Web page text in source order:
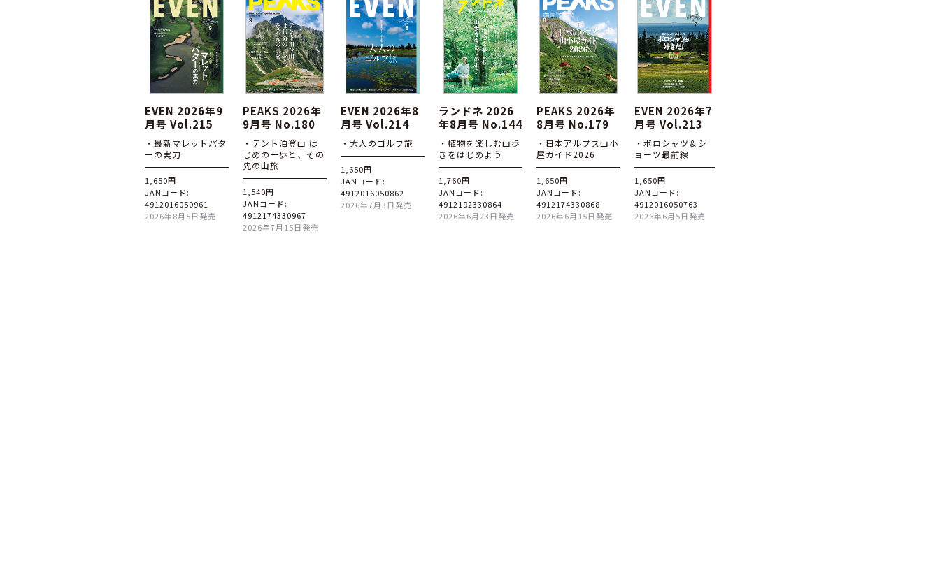
EVEN 2026年9
月号 Vol.215
・最新マレットパタ
ーの実力
1,650円
JANコード:
4912016050961
2026年8月5日発売
PEAKS 2026年
9月号 No.180
・テント泊登山 は
じめの一歩と、その
先の山旅
1,540円
JANコード:
4912174330967
2026年7月15日発売
EVEN 2026年8
月号 Vol.214
・大人のゴルフ旅
1,650円
JANコード:
4912016050862
2026年7月3日発売
ランドネ 2026
年8月号 No.144
・植物を楽しむ山歩
きをはじめよう
1,760円
JANコード:
4912192330864
2026年6月23日発売
PEAKS 2026年
8月号 No.179
・日本アルプス山小
屋ガイド2026
1,650円
JANコード:
4912174330868
2026年6月15日発売
EVEN 2026年7
月号 Vol.213
・ポロシャツ＆シ
ョーツ最前線
1,650円
JANコード:
4912016050763
2026年6月5日発売